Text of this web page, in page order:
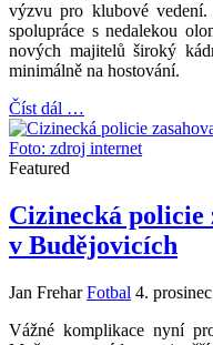
výzvu pro klubové
spolupráce s nedalekou
nových majitelů široký
minimálně na hostování.
Číst dál …
Foto: zdroj internet
Featured
Cizinecká policie
v Budějovicích
Jan Frehar Fotbal 4.
Vážné komplikace nyní